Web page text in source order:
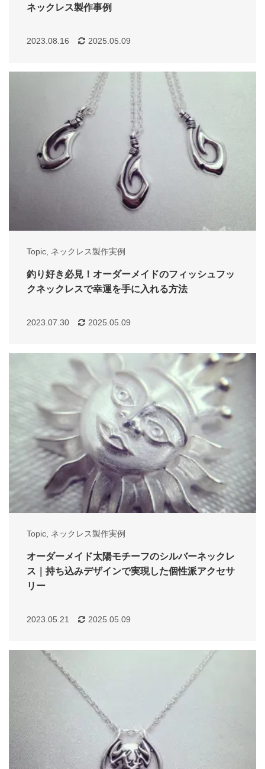
ネックレス製作事例
2023.08.16 2025.05.09
Topic, ネックレス製作実例
釣り好き必見！オーダーメイドのフィッシュフッ
クネックレスで幸運を手に入れる方法
2023.07.30 2025.05.09
Topic ネックレス製作実例
オーダーメイド太陽モチーフのシルバーネックレ
ス｜持ち込みデザインで実現した個性派アクセサ
リー
2023.05.21 2025.05.09